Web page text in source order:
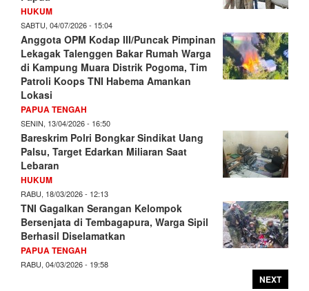
HUKUM
SABTU, 04/07/2026 - 15:04
Anggota OPM Kodap III/Puncak Pimpinan
Lekagak Talenggen Bakar Rumah Warga
di Kampung Muara Distrik Pogoma, Tim
Patroli Koops TNI Habema Amankan
Lokasi
PAPUA TENGAH
SENIN, 13/04/2026 - 16:50
Bareskrim Polri Bongkar Sindikat Uang
Palsu, Target Edarkan Miliaran Saat
Lebaran
HUKUM
RABU, 18/03/2026 - 12:13
TNI Gagalkan Serangan Kelompok
Bersenjata di Tembagapura, Warga Sipil
Berhasil Diselamatkan
PAPUA TENGAH
RABU, 04/03/2026 - 19:58
NEXT